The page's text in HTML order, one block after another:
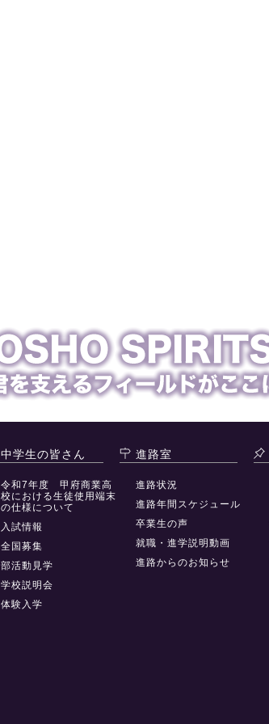
中学生の皆さん
令和7年度 甲府商業高
校における生徒使用端末
の仕様について
入試情報
全国募集
部活動見学
学校説明会
体験入学
進路室
進路状況
進路年間スケジュール
卒業生の声
就職・進学説明動画
進路からのお知らせ